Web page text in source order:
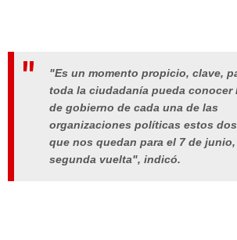
"Es un momento propicio, clave,
toda la ciudadanía pueda conocer
de gobierno de cada una de las
organizaciones políticas estos
que nos quedan para el 7 de
segunda vuelta", indicó.